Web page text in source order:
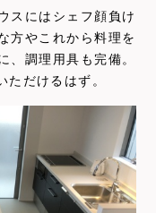
スにはシェフ顔負け
方やこれから料理を
、調理用具も完備。
ただけるはず。